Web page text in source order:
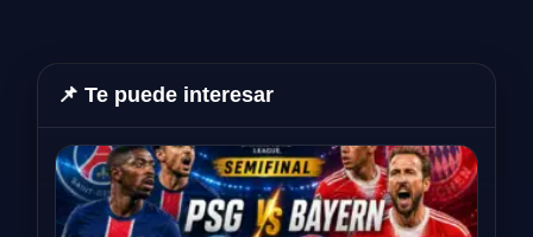
📌 Te puede interesar